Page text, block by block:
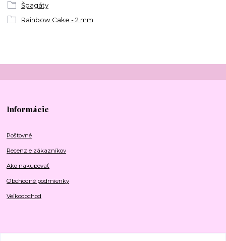
Špagáty
Rainbow Cake - 2 mm
Informácie
Poštovné
Recenzie zákazníkov
Ako nakupovať
Obchodné podmienky
Veľkoobchod